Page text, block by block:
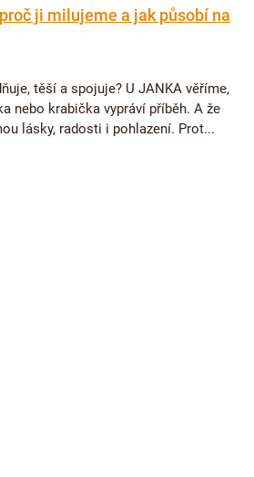
ji milujeme a jak působí na
těší a spojuje? U JANKA věříme,
nebo krabička vypráví příběh. A že
lásky, radosti i pohlazení. Prot...